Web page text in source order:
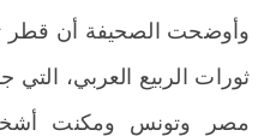
وأوضحت الصحيفة أن قطر
ثورات الربيع العربي،
مصر وتونس ومكنت